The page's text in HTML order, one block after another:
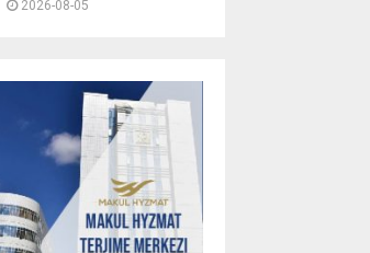
2026-08-05